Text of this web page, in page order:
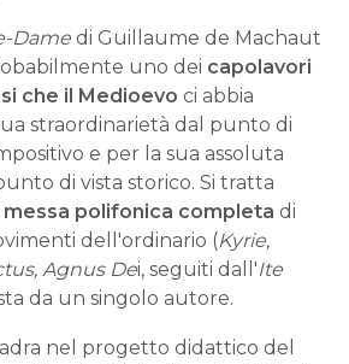
Dame di Guillaume de Machaut
uno dei capolavori
che il Medioevo ci abbia
straordinarietà dal punto di
e per la sua assoluta
di vista storico. Si tratta
messa polifonica completa di
dell'ordinario (Kyrie,
Agnus Dei, seguiti dall'Ite
da un singolo autore.
nel progetto didattico del